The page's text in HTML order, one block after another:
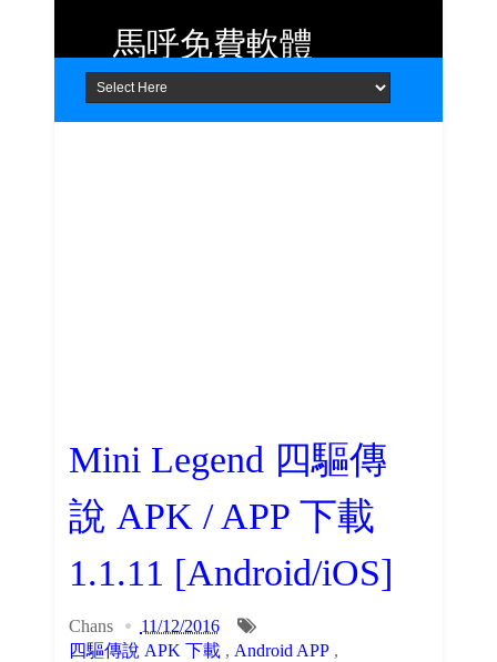
Home About Contact
馬呼免費軟體
提供 Android、iOS 好用的手機應用
程式及 Windows 免費軟體
Mini Legend 四驅傳
說 APK / APP 下載
1.1.11 [Android/iOS]
Chans
11/12/2016
四驅傳說 APK 下載, Android APP,